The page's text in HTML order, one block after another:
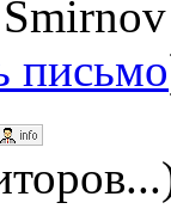
письмо